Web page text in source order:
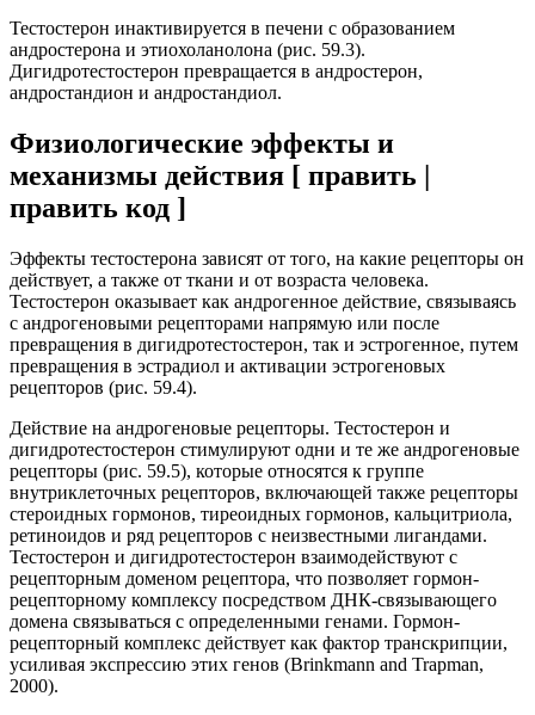
Тестостерон инактивируется в печени с образованием
андростерона и этиохоланолона (рис. 59.3).
Дигидротестостерон превращается в андростерон,
андростандион и андростандиол.
Физиологические эффекты и
механизмы действия [ править |
править код ]
Эффекты тестостерона зависят от того, на какие рецепторы он
действует, а также от ткани и от возраста человека.
Тестостерон оказывает как андрогенное действие, связываясь
с андрогеновыми рецепторами напрямую или после
превращения в дигидротестостерон, так и эстрогенное, путем
превращения в эстрадиол и активации эстрогеновых
рецепторов (рис. 59.4).
Действие на андрогеновые рецепторы. Тестостерон и
дигидротестостерон стимулируют одни и те же андрогеновые
рецепторы (рис. 59.5), которые относятся к группе
внутриклеточных рецепторов, включающей также рецепторы
стероидных гормонов, тиреоидных гормонов, кальцитриола,
ретиноидов и ряд рецепторов с неизвестными лигандами.
Тестостерон и дигидротестостерон взаимодействуют с
рецепторным доменом рецептора, что позволяет гормон-
рецепторному комплексу посредством ДНК-связывающего
домена связываться с определенными генами. Гормон-
рецепторный комплекс действует как фактор транскрипции,
усиливая экспрессию этих генов (Brinkmann and Trapman,
2000).